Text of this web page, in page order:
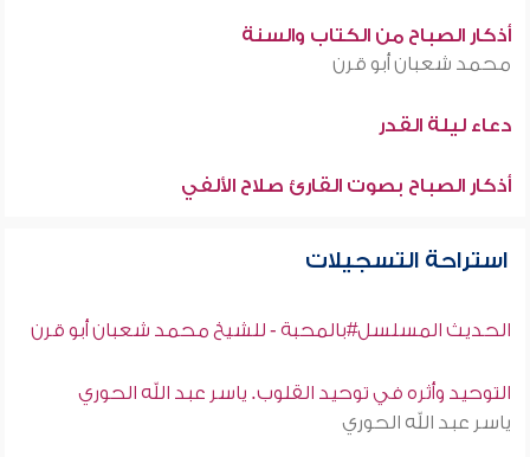
أذكار الصباح من الكتاب والسنة
محمد شعبان أبو قرن
دعاء ليلة القدر
أذكار الصباح بصوت القارئ صلاح الألفي
استراحة التسجيلات
الحديث المسلسل#بالمحبة - للشيخ محمد شعبان أبو قرن
التوحيد وأثره في توحيد القلوب. ياسر عبد الله الحوري
ياسر عبد الله الحوري